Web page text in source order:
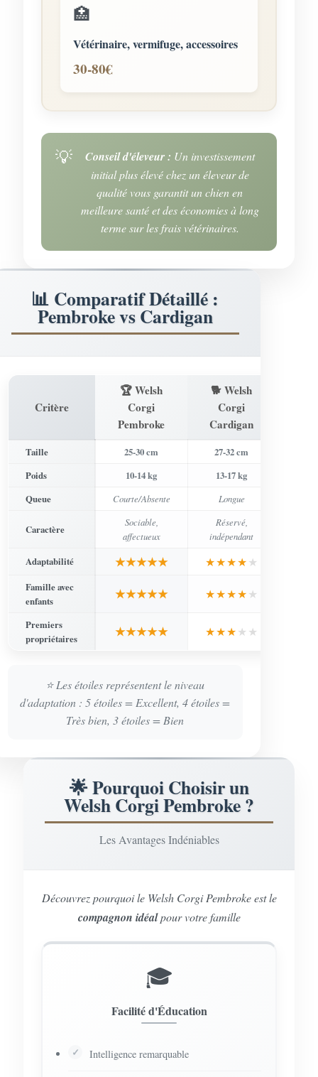
🏥
Vétérinaire, vermifuge, accessoires
30-80€
Conseil d'éleveur : Un investissement
initial plus élevé chez un éleveur de
qualité vous garantit un chien en
meilleure santé et des économies à long
terme sur les frais vétérinaires.
📊 Comparatif Détaillé :
Pembroke vs Cardigan
Critère
🏆 Welsh
Corgi
Pembroke
🐕 Welsh
Corgi
Cardigan
Taille 25-30 cm
27-32 cm
Poids
10-14 kg
13-17 kg
Queue
Courte/Absente Longue
Caractère
Sociable,
affectueux
Réservé,
indépendant
Adaptabilité ★★★★★ ★★★★★
Famille avec
enfants
★★★★★ ★★★★★
Premiers
propriétaires
★★★★★ ★★★★★
⭐ Les étoiles représentent le niveau
d'adaptation : 5 étoiles = Excellent, 4 étoiles =
Très bien, 3 étoiles = Bien
🌟 Pourquoi Choisir un
Welsh Corgi Pembroke ?
Les Avantages Indéniables
Découvrez pourquoi le Welsh Corgi Pembroke est le
compagnon idéalpour votre famille
🎓
Facilité d'Éducation
Intelligence remarquable